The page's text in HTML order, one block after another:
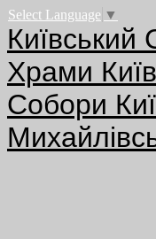
Select Language ▼
Київський
Храми
Собори